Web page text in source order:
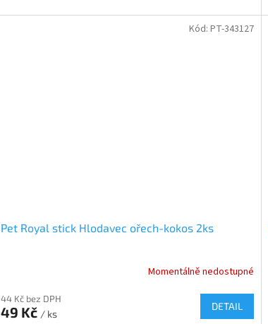
Pet Royal stick Hlodavec ořech-kokos 2ks
Momentálně nedostupné
44 Kč bez DPH
49 Kč / ks
DETAIL
Kód: PT-343127